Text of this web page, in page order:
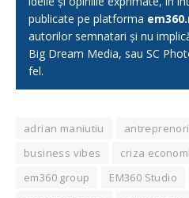
publicate pe platforma
autorilor semnatari și nu
Big Dream Media, sau SC
fel.
adrian maniutiu
business vibes
criza
em360 group
EM360 Studio